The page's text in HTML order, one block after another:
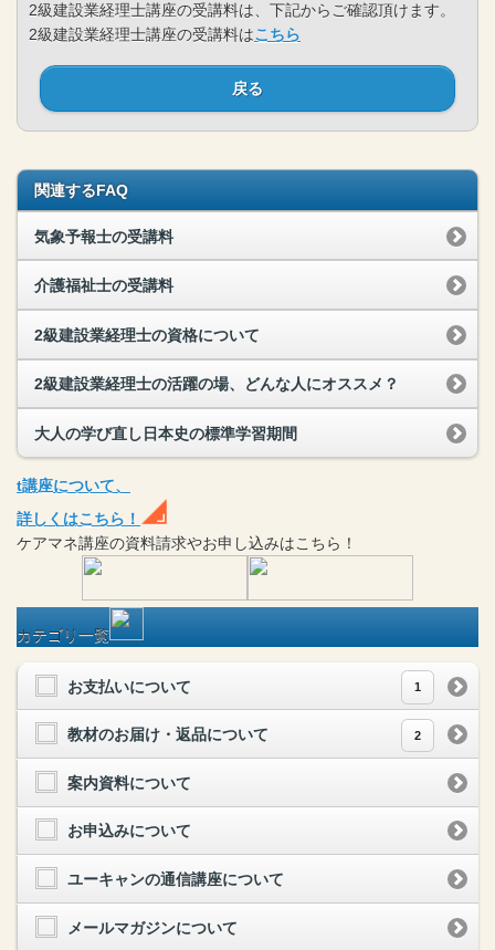
2級建設業経理士講座の受講料は、下記からご確認頂けます。
2級建設業経理士講座の受講料はこちら
戻る
関連するFAQ
気象予報士の受講料
介護福祉士の受講料
2級建設業経理士の資格について
2級建設業経理士の活躍の場、どんな人にオススメ？
大人の学び直し日本史の標準学習期間
t講座について、
詳しくはこちら！
ケアマネ講座の資料請求やお申し込みはこちら！
カテゴリ一覧
お支払いについて 1
教材のお届け・返品について 2
案内資料について
お申込みについて
ユーキャンの通信講座について
メールマガジンについて